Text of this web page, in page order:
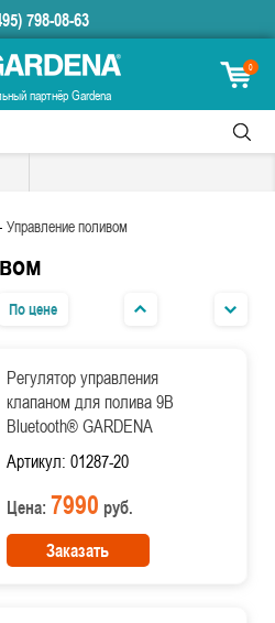
798-08-63
партнёр Gardena
0
Управление поливом
По цене
Регулятор управления
клапаном для полива 9В
Bluetooth® GARDENA
Артикул: 01287-20
Цена: 7990 руб.
Заказать